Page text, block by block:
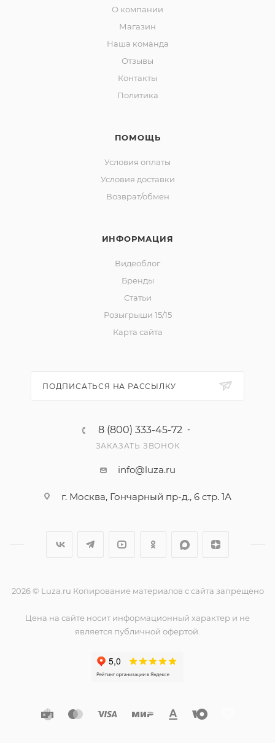
О компании
Магазин
Наша команда
Отзывы
Контакты
Политика
ПОМОЩЬ
Условия оплаты
Условия доставки
Возврат/обмен
ИНФОРМАЦИЯ
Видеоблог
Бренды
Статьи
Розыгрыши 15/15
Карта сайта
ПОДПИСАТЬСЯ НА РАССЫЛКУ
8 (800) 333-45-72
ЗАКАЗАТЬ ЗВОНОК
info@luza.ru
г. Москва, Гончарный пр-д., 6 стр. 1А
2026 © Luza.ru Копирование материалов с сайта запрещено
Цена на сайте носит информационный характер и не
является публичной офертой.